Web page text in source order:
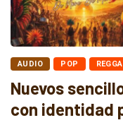
AUDIO POP
Nuevos
con identidad